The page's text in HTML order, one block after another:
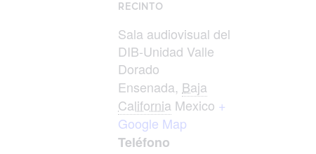
RECINTO
Sala audiovisual del
DIB-Unidad Valle
Dorado
Ensenada, Baja
California Mexico +
Google Map
Teléfono